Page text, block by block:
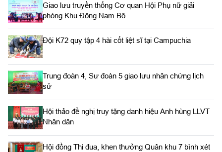
Giao lưu truyền thống Cơ quan Hội Phụ nữ giải
phóng Khu Đông Nam Bộ
Đội K72 quy tập 4 hài cốt liệt sĩ tại Campuchia
Trung đoàn 4, Sư đoàn 5 giao lưu nhân chứng lịch
sử
Hội thảo đề nghị truy tặng danh hiệu Anh hùng LLVT
Nhân dân
Hội đồng Thi đua, khen thưởng Quân khu 7 bình xét